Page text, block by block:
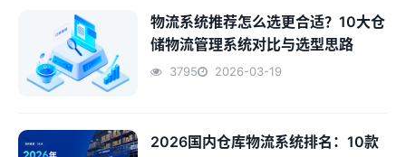
物流系统推荐怎么选更合适？10大仓
储物流管理系统对比与选型思路
3795 2026-03-19
2026国内仓库物流系统排名：10款